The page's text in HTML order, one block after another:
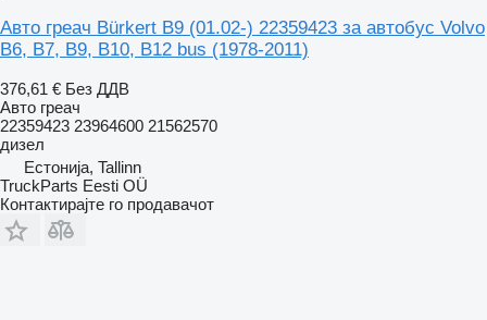
Авто греач Bürkert B9 (01.02-) 22359423 за автобус Volvo
B6, B7, B9, B10, B12 bus (1978-2011)
376,61 € Без ДДВ
Авто греач
22359423 23964600 21562570
дизел
Естонија, Tallinn
TruckParts Eesti OÜ
Контактирајте го продавачот